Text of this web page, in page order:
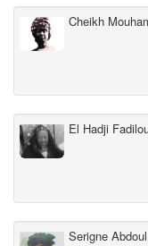
Cheikh
El Hadji
Serigne